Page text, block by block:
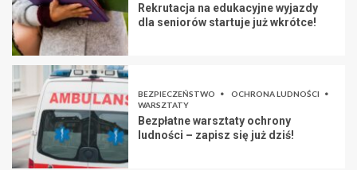
Rekrutacja na edukacyjne wyjazdy
dla seniorów startuje już wkrótce!
BEZPIECZEŃSTWO
OCHRONA LUDNOŚCI
WARSZTATY
Bezpłatne warsztaty ochrony
ludności – zapisz się już dziś!